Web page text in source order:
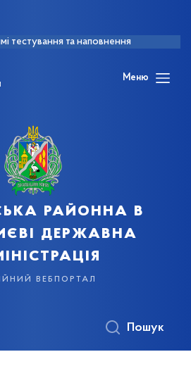
тестування та наповнення
Меню
районна в
державна
вебпортал
Пошук